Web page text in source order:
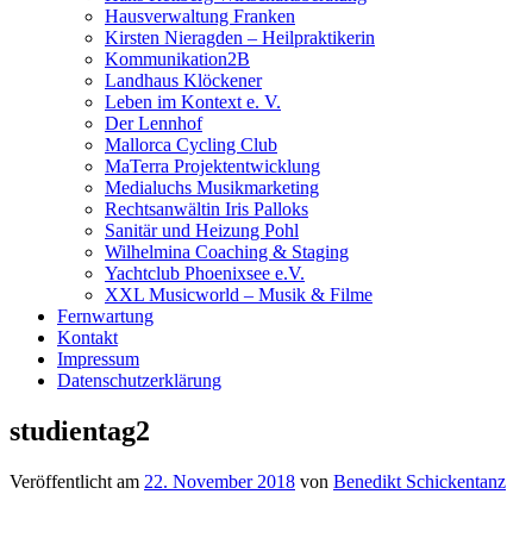
Hausverwaltung Franken
Kirsten Nieragden – Heilpraktikerin
Kommunikation2B
Landhaus Klöckener
Leben im Kontext e. V.
Der Lennhof
Mallorca Cycling Club
MaTerra Projektentwicklung
Medialuchs Musikmarketing
Rechtsanwältin Iris Palloks
Sanitär und Heizung Pohl
Wilhelmina Coaching & Staging
Yachtclub Phoenixsee e.V.
XXL Musicworld – Musik & Filme
Fernwartung
Kontakt
Impressum
Datenschutzerklärung
studientag2
Veröffentlicht am 22. November 2018 von Benedikt Schickentanz